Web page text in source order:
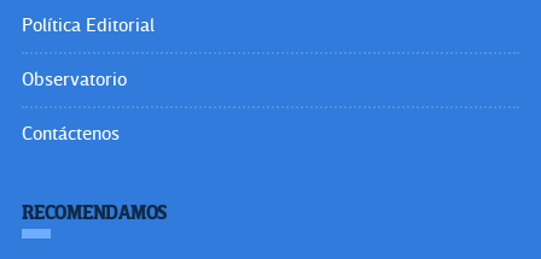
Política Editorial
Observatorio
Contáctenos
RECOMENDAMOS